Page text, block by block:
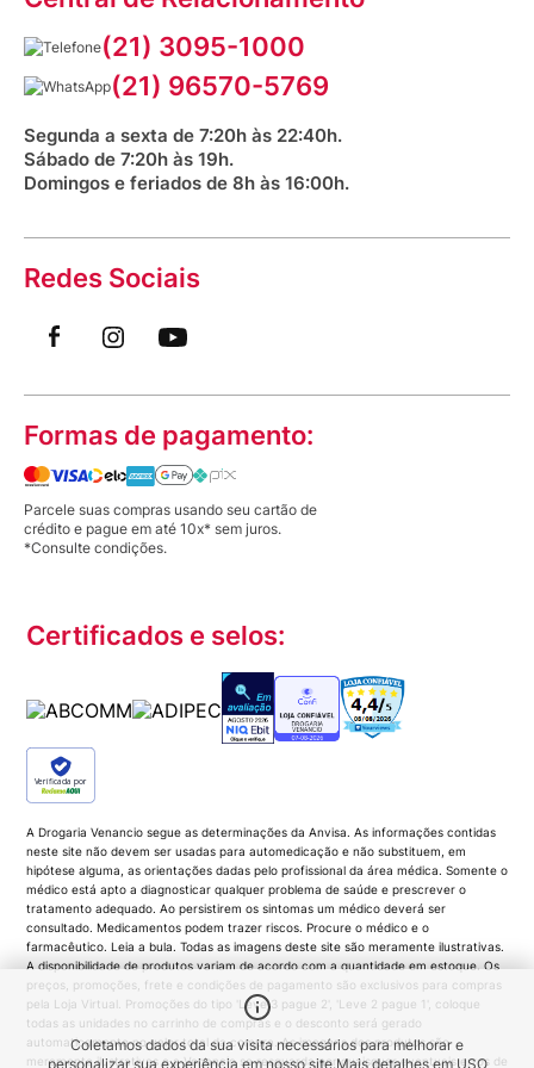
Coletamos dados da sua visita necessários para melhorar e
personalizar sua experiência em nosso site.Mais detalhes em USO
Aniversário Venancio 2025
Bioimpedância Gratuita
Fale conosco(21) 3095-1000
(21) 96570-5769
Segunda a sexta de 7:20h às 22:40h.
Sábado de 7:20h às 19h.
Domingos e feriados de 8h às 16:00h.
Redes Sociais
Formas de pagamento:
Parcele suas compras usando seu cartão de
crédito e pague em até 10x* sem juros.
*Consulte condições.
Certificados e selos:
Verificada por
A Drogaria Venancio segue as determinações da Anvisa. As informações contidas
neste site não devem ser usadas para automedicação e não substituem, em
hipótese alguma, as orientações dadas pelo profissional da área médica. Somente o
médico está apto a diagnosticar qualquer problema de saúde e prescrever o
tratamento adequado. Ao persistirem os sintomas um médico deverá ser
consultado. Medicamentos podem trazer riscos. Procure o médico e o
farmacêutico. Leia a bula. Todas as imagens deste site são meramente ilustrativas.
A disponibilidade de produtos variam de acordo com a quantidade em estoque. Os
preços, promoções, frete e condições de pagamento são exclusivos para compras
pela Loja Virtual. Promoções do tipo 'Leve 3 pague 2', 'Leve 2 pague 1', coloque
todas as unidades no carrinho de compras e o desconto será gerado
automaticamente no valor total da compra. As imagens dos produtos são
meramente ilustrativas e a Venancio se resguarda por quaisquer eventuais erros de